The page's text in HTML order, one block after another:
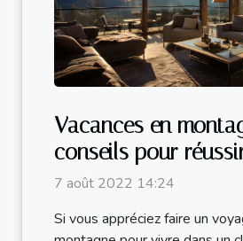
Vacances en
conseils pour
location d’un chalet à
Chamonix
7 août 2022 14:24
Si vous appréciez faire un